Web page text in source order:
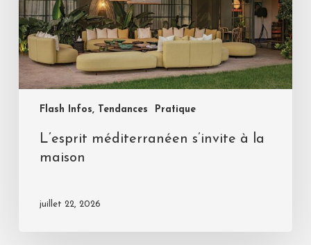
Flash Infos, Tendances Pratique
L’esprit méditerranéen s’invite à la
maison
juillet 22, 2026